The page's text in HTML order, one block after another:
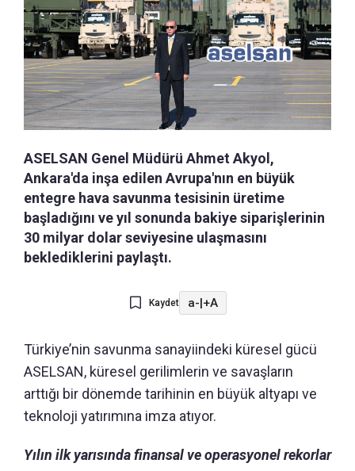
ASELSAN Genel Müdürü Ahmet Akyol,
Ankara'da inşa edilen Avrupa'nın en büyük
entegre hava savunma tesisinin üretime
başladığını ve yıl sonunda bakiye siparişlerinin
30 milyar dolar seviyesine ulaşmasını
beklediklerini paylaştı.
Kaydet a-|+A
Türkiye’nin savunma sanayiindeki küresel gücü
ASELSAN, küresel gerilimlerin ve savaşların
arttığı bir dönemde tarihinin en büyük altyapı ve
teknoloji yatırımına imza atıyor.
Yılın ilk yarısında finansal ve operasyonel rekorlar